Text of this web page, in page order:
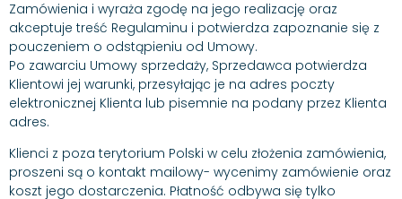
Zamówienia i wyraża zgodę na jego realizację oraz
akceptuje treść Regulaminu i potwierdza zapoznanie się z
pouczeniem o odstąpieniu od Umowy.
Po zawarciu Umowy sprzedaży, Sprzedawca potwierdza
Klientowi jej warunki, przesyłając je na adres poczty
elektronicznej Klienta lub pisemnie na podany przez Klienta
adres.
Klienci z poza terytorium Polski w celu złożenia zamówienia,
proszeni są o kontakt mailowy- wycenimy zamówienie oraz
koszt jego dostarczenia. Płatność odbywa się tylko